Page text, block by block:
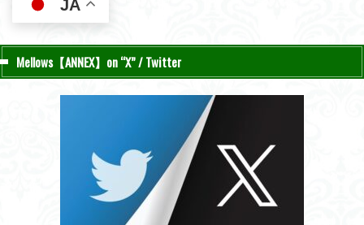
JA
Mellows【ANNEX】on “X” / Twitter